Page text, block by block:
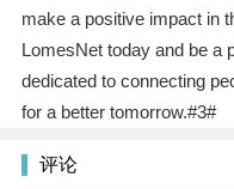
make a positive impact in
LomesNet today and be a
dedicated to connecting
for a better tomorrow.#3#
评论